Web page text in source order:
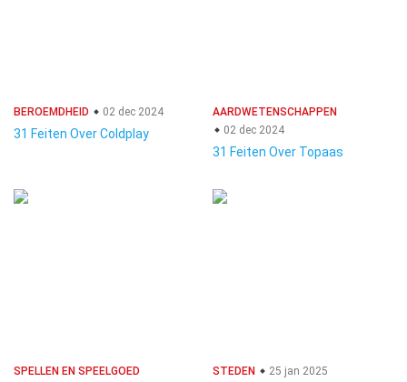
BEROEMDHEID 02 dec 2024
31 Feiten Over Coldplay
AARDWETENSCHAPPEN
02 dec 2024
31 Feiten Over Topaas
SPELLEN EN SPEELGOED
STEDEN 25 jan 2025